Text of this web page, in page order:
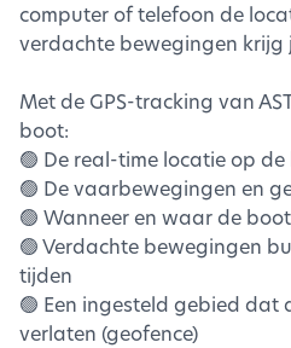
computer of telefoon de
verdachte bewegingen krijg
Met de GPS-tracking van
boot:
🟢 De real-time locatie op
🟢 De vaarbewegingen en
🟢 Wanneer en waar de
🟢 Verdachte bewegingen
tijden
🟢 Een ingesteld gebied dat
verlaten (geofence)